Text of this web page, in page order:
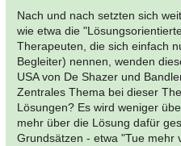
Nach und nach setzten sich
wie etwa die
Therapeuten, die sich einfach
Begleiter) nennen, wenden
USA von De Shazer und
Zentrales Thema bei dieser
Lösungen? Es wird weniger
mehr über die Lösung dafür
Grundsätzen - etwa "Tue mehr